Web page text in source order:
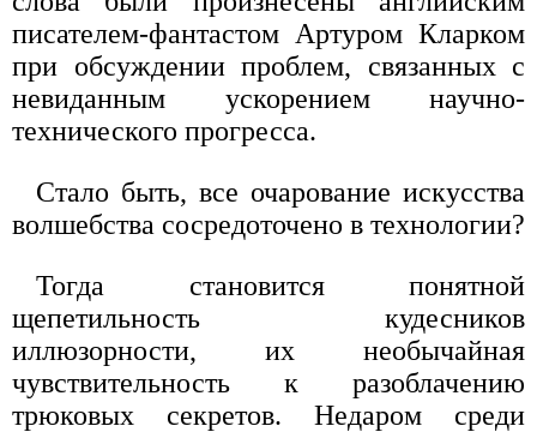
писателем-фантастом Артуром Кларком
при обсуждении проблем, связанных с
невиданным ускорением научно-
технического прогресса.
Стало быть, все очарование искусства
волшебства сосредоточено в технологии?
Тогда становится понятной
щепетильность кудесников
иллюзорности, их необычайная
чувствительность к разоблачению
трюковых секретов. Недаром среди